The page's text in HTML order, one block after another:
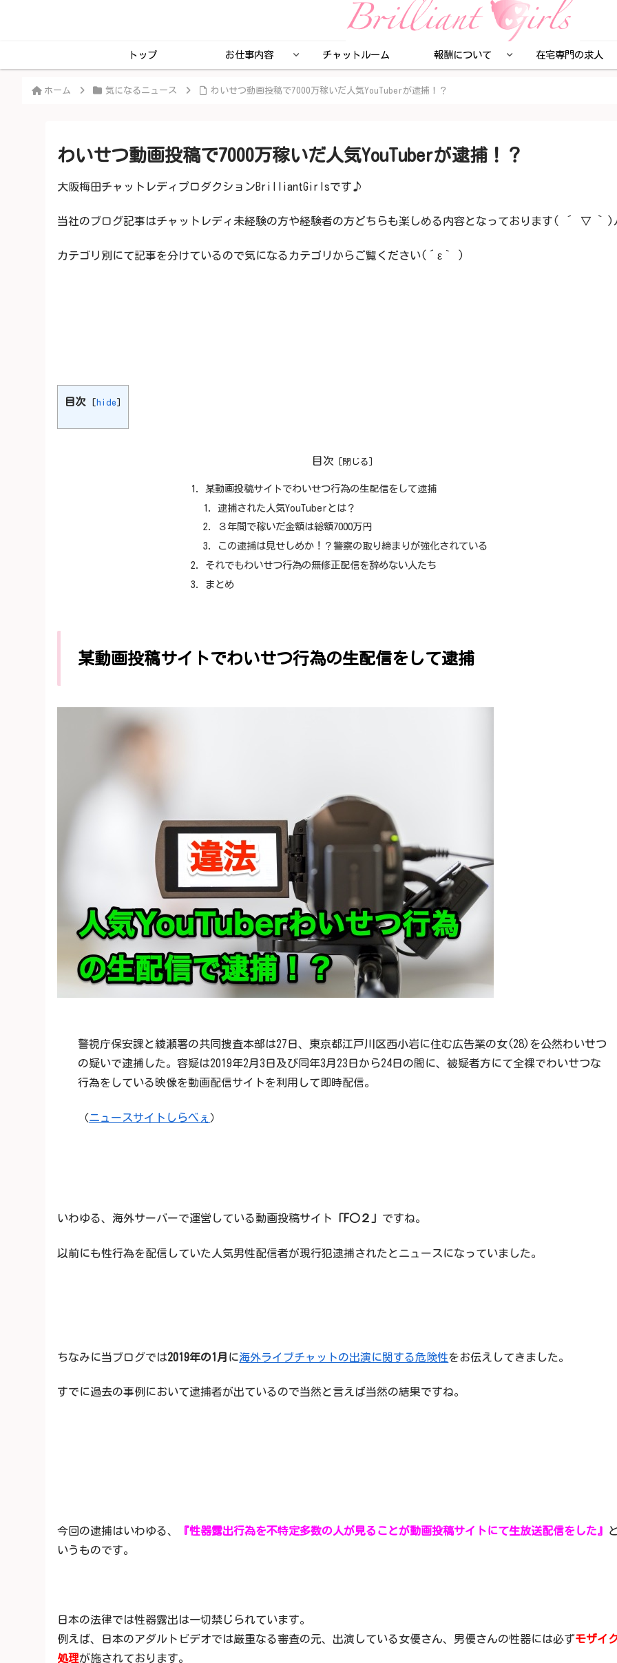
トップ お仕事内容 チャットルーム 報酬について 在宅専門の求人
ホーム 気になるニュース わいせつ動画投稿で7000万稼いだ人気YouTuberが逮捕！？
わいせつ動画投稿で7000万稼いだ人気YouTuberが逮捕！？
大阪梅田チャットレディプロダクションBrilliantGirlsです♪
当社のブログ記事はチャットレディ未経験の方や経験者の方どちらも楽しめる内容となっております( ´ ▽ ` )
カテゴリ別にて記事を分けているので気になるカテゴリからご覧ください(´ε｀ )
目次 [ hide ]
目次
某動画投稿サイトでわいせつ行為の生配信をして逮捕
逮捕された人気YouTuberとは？
３年間で稼いだ金額は総額7000万円
この逮捕は見せしめか！？警察の取り締まりが強化されている
それでもわいせつ行為の無修正配信を辞めない人たち
まとめ
某動画投稿サイトでわいせつ行為の生配信をして逮捕
警視庁保安課と綾瀬署の共同捜査本部は27日、東京都江戸川区西小岩に住む広告業の女(28)を公然わいせつ
の疑いで逮捕した。容疑は2019年2月3日及び同年3月23日から24日の間に、被疑者方にて全裸でわいせつな
行為をしている映像を動画配信サイトを利用して即時配信。
（ニュースサイトしらべぇ ）
いわゆる、海外サーバーで運営している動画投稿サイト 「F○２」 ですね。
以前にも性行為を配信していた人気男性配信者が現行犯逮捕されたとニュースになっていました。
ちなみに当ブログでは2019年の1月 に海外ライブチャットの出演に関する危険性をお伝えしてきました。
すでに過去の事例において逮捕者が出ているので当然と言えば当然の結果ですね。
今回の逮捕はいわゆる、 『性器露出行為を不特定多数の人が見ることが動画投稿サイトにて生放送配信をした』
いうものです。
日本の法律では性器露出は一切禁じられています。
例えば、日本のアダルトビデオでは厳重なる審査の元、出演している女優さん、男優さんの性器には必ずモザイ
処理が施されております。